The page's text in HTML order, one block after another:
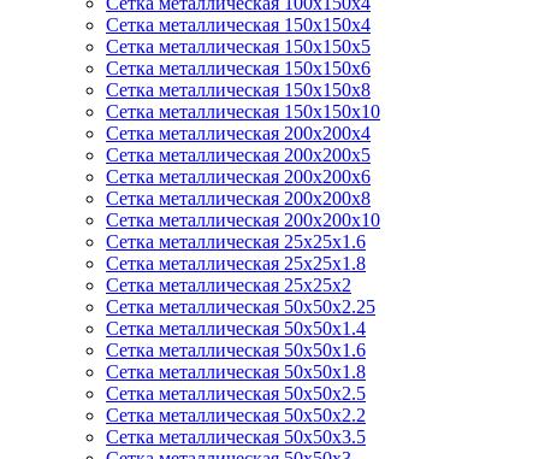
Сетка металлическая 150х150х4
Сетка металлическая 150х150х5
Сетка металлическая 150х150х6
Сетка металлическая 150х150х8
Сетка металлическая 150х150х10
Сетка металлическая 200х200х4
Сетка металлическая 200х200х5
Сетка металлическая 200х200x6
Сетка металлическая 200х200х8
Сетка металлическая 200х200х10
Сетка металлическая 25х25х1.6
Сетка металлическая 25х25х1.8
Сетка металлическая 25х25х2
Сетка металлическая 50х50х2.25
Сетка металлическая 50х50х1.4
Сетка металлическая 50х50х1.6
Сетка металлическая 50х50х1.8
Сетка металлическая 50х50х2.5
Сетка металлическая 50х50х2.2
Сетка металлическая 50х50х3.5